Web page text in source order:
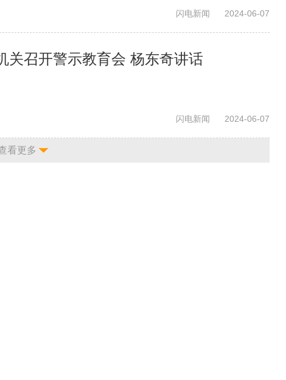
闪电新闻 2024-06-07
关召开警示教育会 杨东奇讲话
闪电新闻 2024-06-07
看更多